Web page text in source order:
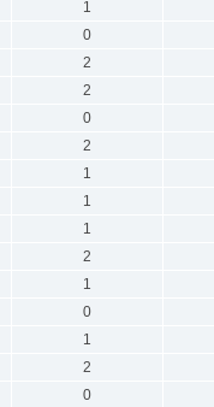
1
0
2
2
0
2
1
1
1
2
1
0
1
2
0